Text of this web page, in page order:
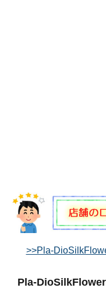
>>Pla-
Pla-